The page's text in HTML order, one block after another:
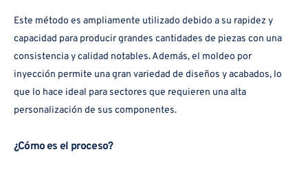
Este método es ampliamente utilizado debido a su rapidez y
capacidad para producir grandes cantidades de piezas con una
consistencia y calidad notables. Además, el moldeo por
inyección permite una gran variedad de diseños y acabados, lo
que lo hace ideal para sectores que requieren una alta
personalización de sus componentes.
¿Cómo es el proceso?